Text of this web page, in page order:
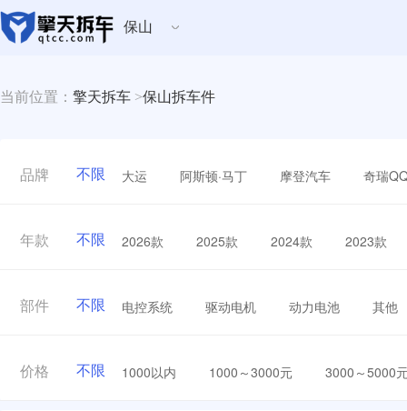
保山
当前位置： 擎天拆车 >保山拆车件
品牌 不限 大运 阿斯顿·马丁 摩登汽车 奇瑞
年款 不限 2026款 2025款 2024款 2023款
部件 不限 电控系统 驱动电机 动力电池 其他
价格 不限 1000以内 1000～3000元 3000～5000